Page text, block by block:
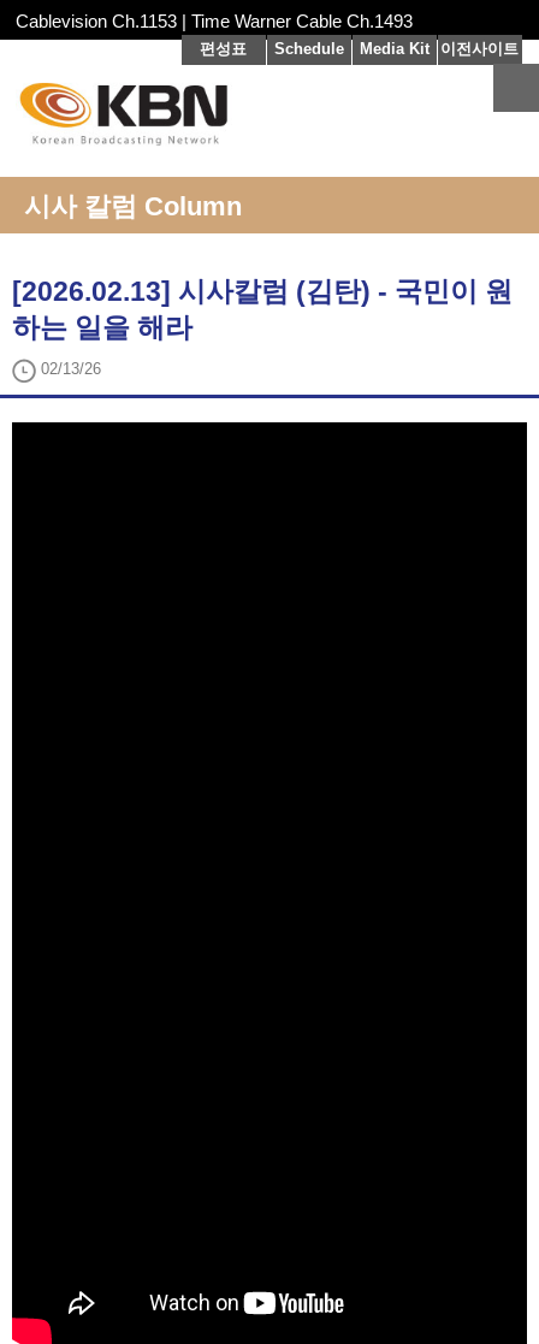
Cablevision Ch.1153 | Time Warner Cable Ch.1493
편성표 Schedule Media Kit 이전사이트
시사 칼럼 Column
[2026.02.13] 시사칼럼 (김탄) - 국민이 원
하는 일을 해라
02/13/26